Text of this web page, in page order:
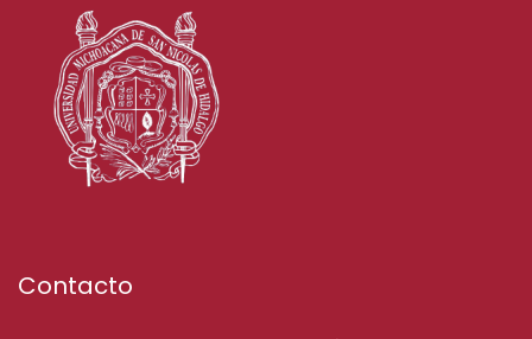
Contacto